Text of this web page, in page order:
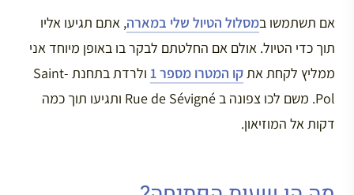
אם תשתמשו במסלול הטיול שלי במארה, אתם תגיעו אליו
תוך כדי הטיול. אולם אם החלטתם לבקר בו באופן מיוחד אני
ממליץ לקחת אתקו המטרו מספר 1
ולרדת בתחנת Saint-
Pol. משם לכו צפונה ב Rue de Sévigné ותגיעו תוך כמה
דקות אל המוזיאון.